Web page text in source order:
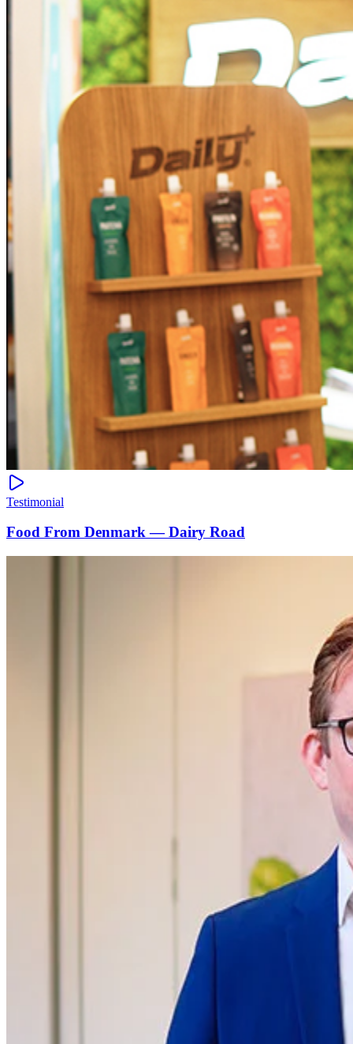
Testimonial
Food From Denmark — Dairy Road